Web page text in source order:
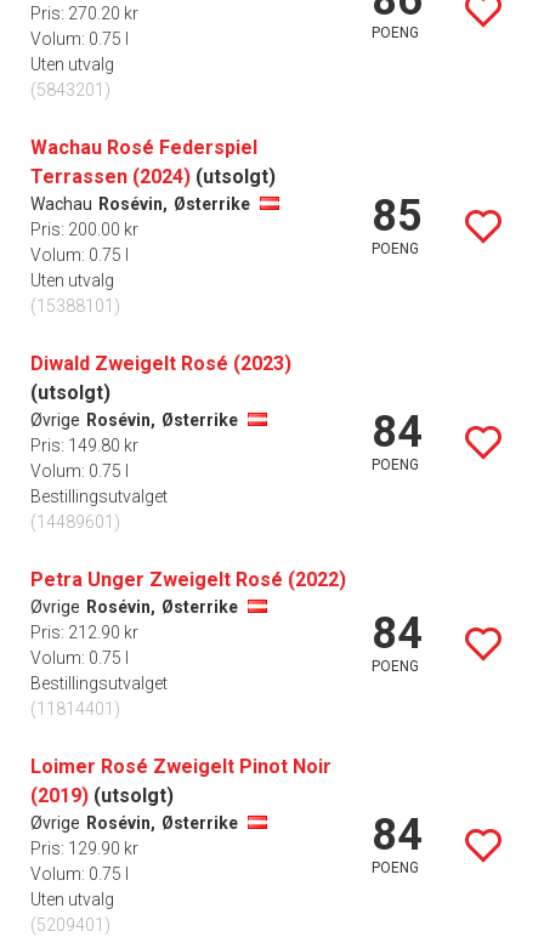
Pris: 270.20 kr
Volum: 0.75 l
Uten utvalg
(5843201)
POENG
Wachau Rosé Federspiel
Terrassen (2024) (utsolgt)
Wachau Rosévin, Østerrike
Pris: 200.00 kr
Volum: 0.75 l
Uten utvalg
(15388101)
85
POENG
Diwald Zweigelt Rosé (2023)
(utsolgt)
Øvrige Rosévin, Østerrike
Pris: 149.80 kr
Volum: 0.75 l
Bestillingsutvalget
(14489601)
84
POENG
Petra Unger Zweigelt Rosé (2022)
Øvrige Rosévin, Østerrike
Pris: 212.90 kr
Volum: 0.75 l
Bestillingsutvalget
(11814401)
84
POENG
Loimer Rosé Zweigelt Pinot Noir
(2019) (utsolgt)
Øvrige Rosévin, Østerrike
Pris: 129.90 kr
Volum: 0.75 l
Uten utvalg
(5209401)
84
POENG